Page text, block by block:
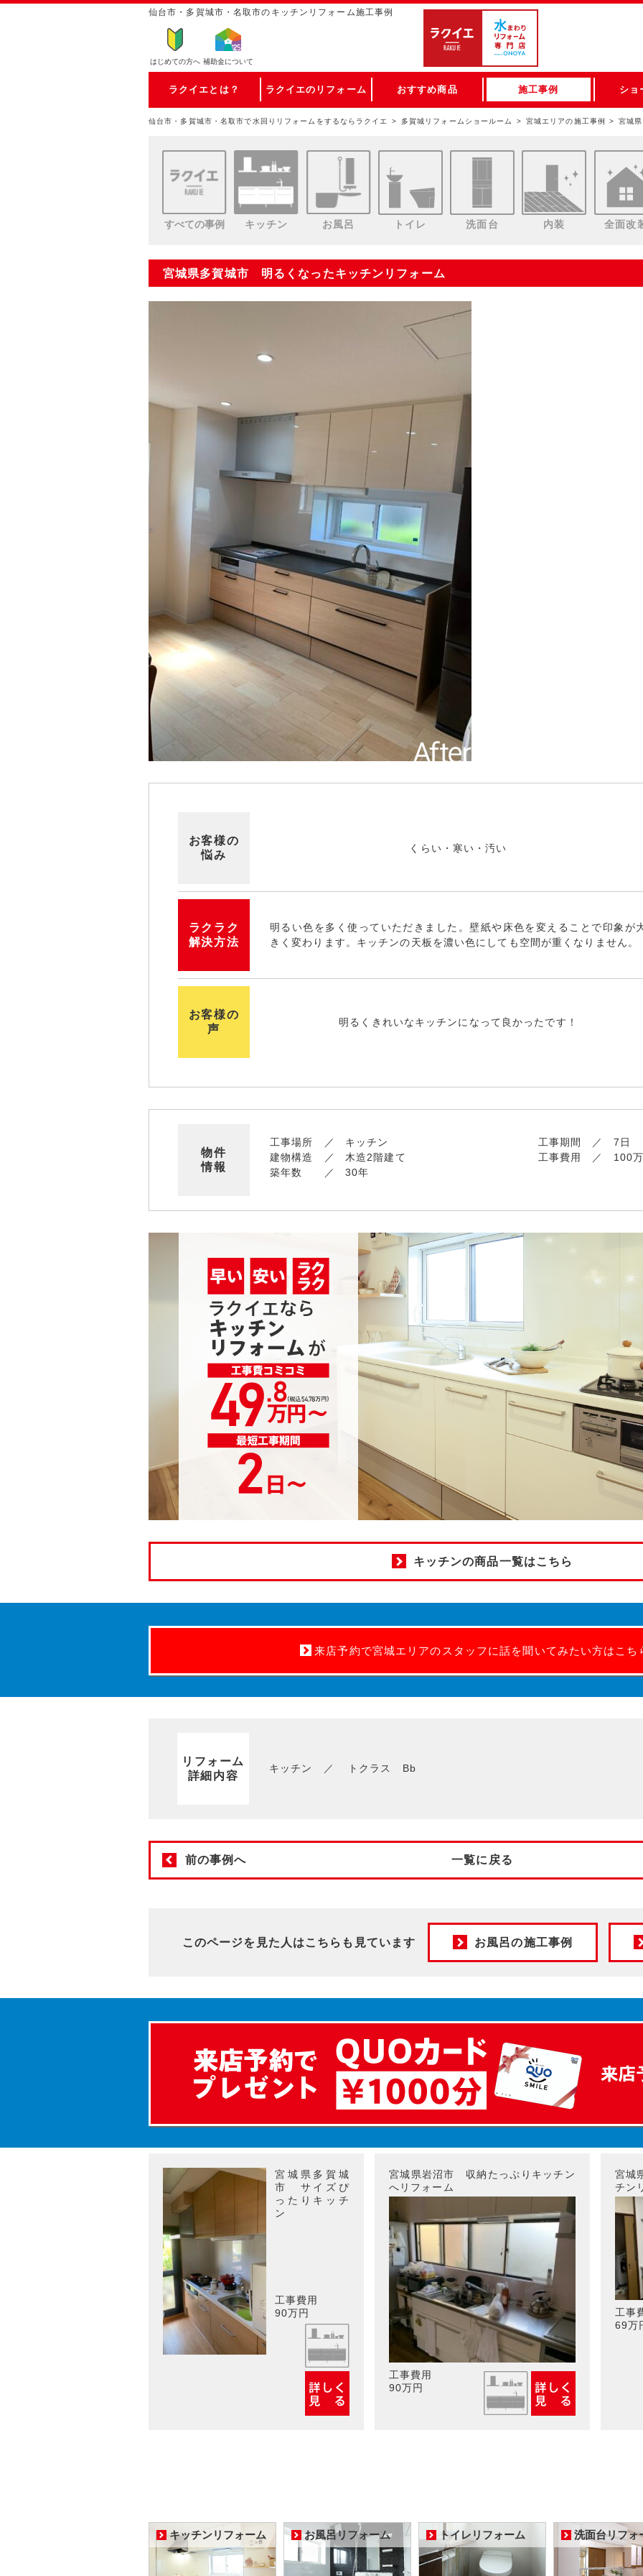
仙台市・多賀城市・名取市のキッチンリフォーム施工事例
はじめての方へ 補助金について
ラクイエとは？ ラクイエのリフォーム おすすめ商品 施工事例 ショ
仙台市・多賀城市・名取市で水回りリフォームをするならラクイエ 多賀城リフォームショールーム 宮城エリアの施工事例 宮城
すべての事例 キッチン お風呂 トイレ 洗面台 内装 全面改
宮城県多賀城市 明るくなったキッチンリフォーム
お客様の
悩み
くらい・寒い・汚い
ラクラク
解決方法
明るい色を多く使っていただきました。壁紙や床色を変えることで印象が
きく変わります。キッチンの天板を濃い色にしても空間が重くなりません。
お客様の
声
明るくきれいなキッチンになって良かったです！
物件
情報
工事場所
キッチン
建物構造
木造2階建て
築年数
30年
工事期間
7日
工事費用
100
キッチンの商品一覧はこちら
来店予約で宮城エリアのスタッフに話を聞いてみたい方はこち
リフォーム
詳細内容
キッチン トクラス Bb
前の事例へ 一覧に戻る
このページを見た人はこちらも見ています お風呂の施工事例
宮城県多賀城
市 サイズぴ
ったりキッチ
ン
工事費用
90万円
宮城県岩沼市 収納たっぷりキッチン
へリフォーム
工事費用
90万円
宮城
チン
工事
69万
キッチンリフォーム お風呂リフォーム トイレリフォーム 洗面台リフォ